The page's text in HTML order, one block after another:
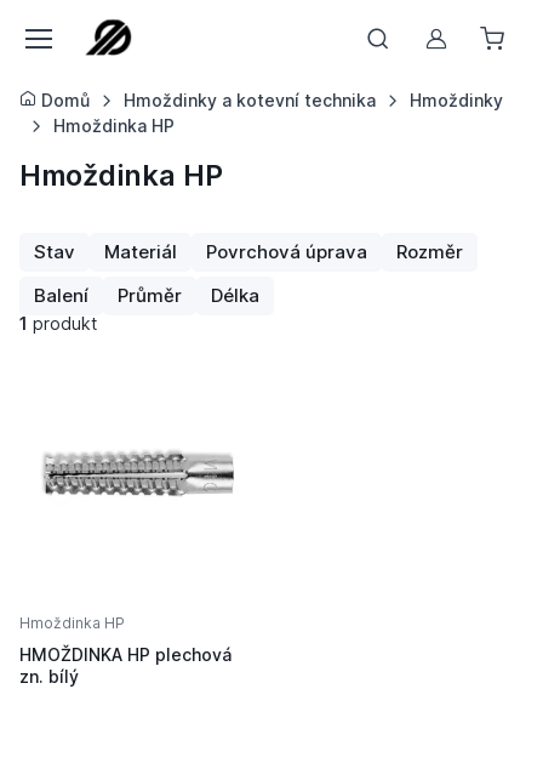
Můj účet
Domů Hmoždinky a kotevní technika
Hmoždinky
Hmoždinka HP
Hmoždinka HP
Stav Materiál Povrchová úprava
Rozměr
Balení
Průměr Délka
1 produkt
Hmoždinka HP
HMOŽDINKA HP plechová
zn. bílý